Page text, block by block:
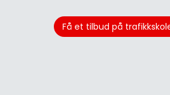
Få et tilbud på